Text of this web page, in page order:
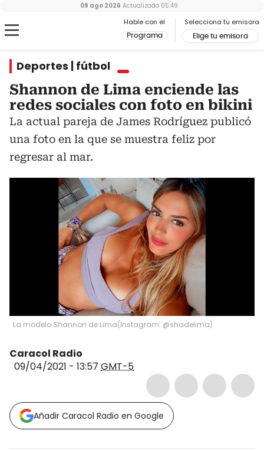
Hable con el
Programa
Selecciona tu emisora
Elige tu emisora
09 ago 2026 Actualizado 05:49
Deportes | fútbol
Shannon de Lima enciende las
redes sociales con foto en bikini
La actual pareja de James Rodríguez publicó
una foto en la que se muestra feliz por
regresar al mar.
La modelo Shannon de Lima(Instagram: @shadelima)
Caracol Radio
09/04/2021 - 13:57 GMT-5
Añadir Caracol Radio en Google